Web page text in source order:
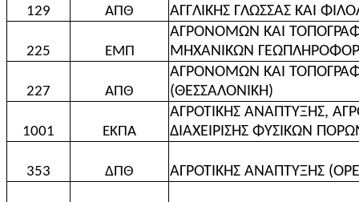
129 ΑΠΘ ΑΓΓΛΙΚΗΣ ΓΛΩΣΣΑΣ ΚΑΙ
225 ΕΜΠ
ΑΓΡΟΝΟΜΩΝ ΚΑΙ
ΜΗΧΑΝΙΚΩΝ
227 ΑΠΘ
ΑΓΡΟΝΟΜΩΝ ΚΑΙ
(ΘΕΣΣΑΛΟΝΙΚΗ)
1001 ΕΚΠΑ
ΑΓΡΟΤΙΚΗΣ ΑΝΑΠTΥΞΗΣ,
ΔΙΑΧΕΙΡΙΣΗΣ ΦΥΣΙΚΩΝ
353 ΔΠΘ ΑΓΡΟΤΙΚΗΣ ΑΝΑΠΤΥΞΗΣ